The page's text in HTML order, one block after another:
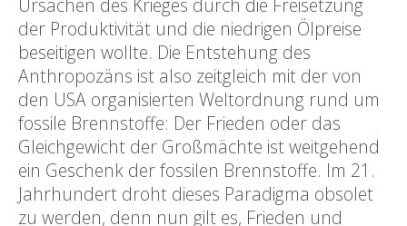
Ursachen des Krieges durch die Freisetzung
der Produktivität und die niedrigen Ölpreise
beseitigen wollte. Die Entstehung des
Anthropozäns ist also zeitgleich mit der von
den USA organisierten Weltordnung rund um
fossile Brennstoffe: Der Frieden oder das
Gleichgewicht der Großmächte ist weitgehend
ein Geschenk der fossilen Brennstoffe. Im 21.
Jahrhundert droht dieses Paradigma obsolet
zu werden, denn nun gilt es, Frieden und